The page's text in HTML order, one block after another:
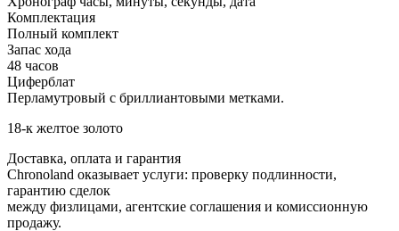
Комплектация
Полный комплект
Запас хода
48 часов
Циферблат
Перламутровый с бриллиантовыми метками.
18-к желтое золото
Доставка, оплата и гарантия
Chronoland оказывает услуги: проверку подлинности,
гарантию сделок
между физлицами, агентские соглашения и комиссионную
продажу.